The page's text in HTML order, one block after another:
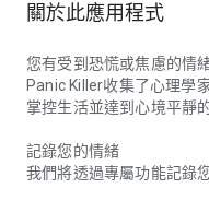
關於此應用程式
您有受到恐慌或焦慮的情
Panic Killer收集了心理學
掌控生活並達到心境平靜
記錄您的情緒
我們將透過專屬功能記錄